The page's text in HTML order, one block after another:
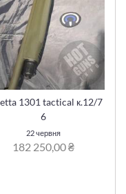
1301 tactical к.12/7
6
22 червня
182 250,00 ₴